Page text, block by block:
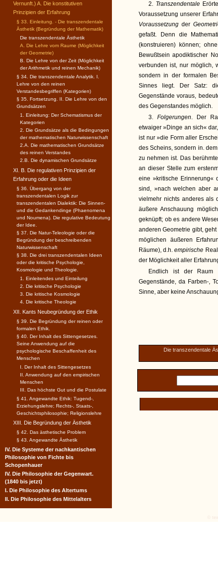
2. Transzendentale
Voraussetzung unserer
Voraussetzung der
gefaßt. Denn die
(konstruieren) können;
Bewußtsein apodiktischer
verbunden ist, nur möglich,
sondern in der formalen
Sinnes liegt. Der Satz:
Gegenstände voraus,
des Gegenstandes möglich.
3. Folgerungen. Der
etwaiger »Dinge an sich«
ist nur »die Form aller
des Scheins, sondern in.
zu nehmen ist. Das
an dieser Stelle zum
eine »kritische Erinnerung«
sind, »nach welchen aber
vielmehr nichts anderes als
äußere Anschauung
geknüpft; ob es andere
anderen Geometrie gibt,
möglichen äußeren
Räume), d.h.empirische
der Möglichkeit aller
Endlich ist der Raum
Gegenstände, da Farben-,
Sinne, aber keine
Die transzendentale
Vernunft.) A. Die konstitutiven
Prinzipien der Erfahrung
§ 33. Einleitung. - Die transzendentale
Ästhetik (Begründung der Mathematik)
Die transzendentale Ästhetik
A. Die Lehre vom Raume (Möglichkeit
der Geometrie)
B. Die Lehre von der Zeit (Möglichkeit
der Arithmetik und reinen Mechanik)
§ 34. Die transzendentale Analytik. I.
Lehre von den reinen
Verstandesbegriffen (Kategorien)
§ 35. Fortsetzung. II. Die Lehre von den
Grundsätzen
1. Einleitung: Der Schematismus der
Kategorien
2. Die Grundsätze als die Bedingungen
der mathematischen Naturwissenschaft
2.A. Die mathematischen Grundsätze
des reinen Verstandes
2.B. Die dynamischen Grundsätze
XI. B. Die regulativen Prinzipien der
Erfahrung oder die Ideen
§ 36. Übergang von der
transzendentalen Logik zur
transzendentalen Dialektik: Die Sinnen-
und die Gedankendinge (Phaenomena
und Noumena). Die regulative Bedeutung
der Idee.
§ 37. Die Natur-Teleologie oder die
Begründung der beschreibenden
Naturwissenschaft
§ 38. Die drei transzendentalen Ideen
oder die kritische Psychologie,
Kosmologie und Theologie.
1. Einleitendes und Einteilung
2. Die kritische Psychologie
3. Die kritische Kosmologie
4. Die kritische Theologie
XII. Kants Neubegründung der Ethik
§ 39. Die Begründung der reinen oder
formalen Ethik.
§ 40. Der Inhalt des Sittengesetzes.
Seine Anwendung auf die
psychologische Beschaffenheit des
Menschen
I. Der Inhalt des Sittengesetzes
II. Anwendung auf den empirischen
Menschen
III. Das höchste Gut und die Postulate
§ 41. Angewandte Ethik: Tugend-,
Erziehungslehre; Rechts-, Staats-,
Geschichtsphilosophie; Religionslehre
XIII. Die Begründung der Ästhetik
§ 42. Das ästhetische Problem
§ 43. Angewandte Ästhetik
IV. Die Systeme der nachkantischen
Philosophie von Fichte bis
Schopenhauer
IV. Die Philosophie der Gegenwart.
(1840 bis jetzt)
I. Die Philosophie des Altertums
II. Die Philosophie des Mittelalters